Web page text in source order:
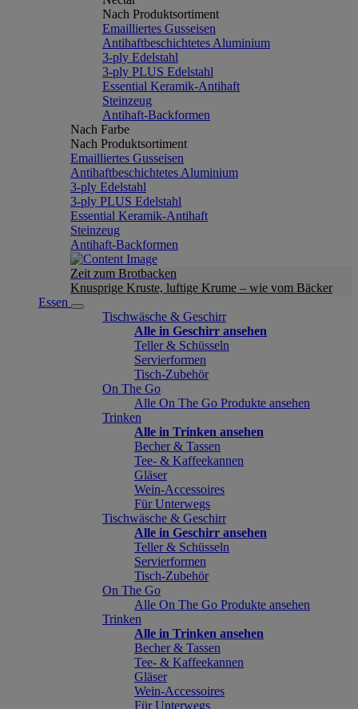
Nach Produktsortiment
Emailliertes Gusseisen
Antihaftbeschichtetes Aluminium
3-ply Edelstahl
3-ply PLUS Edelstahl
Essential Keramik-Antihaft
Steinzeug
Antihaft-Backformen
Nach Farbe
Nach Produktsortiment
Emailliertes Gusseisen
Antihaftbeschichtetes Aluminium
3-ply Edelstahl
3-ply PLUS Edelstahl
Essential Keramik-Antihaft
Steinzeug
Antihaft-Backformen
Zeit zum Brotbacken
Knusprige Kruste, luftige Krume – wie vom Bäcker
Essen
Tischwäsche & Geschirr
Alle in Geschirr ansehen
Teller & Schüsseln
Servierformen
Tisch-Zubehör
On The Go
Alle On The Go Produkte ansehen
Trinken
Alle in Trinken ansehen
Becher & Tassen
Tee- & Kaffeekannen
Gläser
Wein-Accessoires
Für Unterwegs
Tischwäsche & Geschirr
Alle in Geschirr ansehen
Teller & Schüsseln
Servierformen
Tisch-Zubehör
On The Go
Alle On The Go Produkte ansehen
Trinken
Alle in Trinken ansehen
Becher & Tassen
Tee- & Kaffeekannen
Gläser
Wein-Accessoires
Für Unterwegs